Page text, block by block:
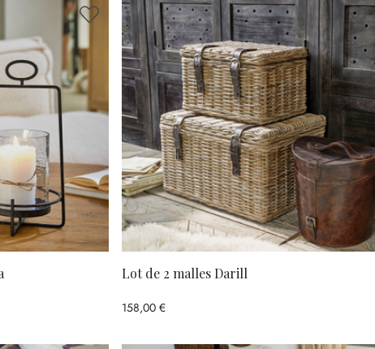
Lot de 2 malles Darill
158,00 €